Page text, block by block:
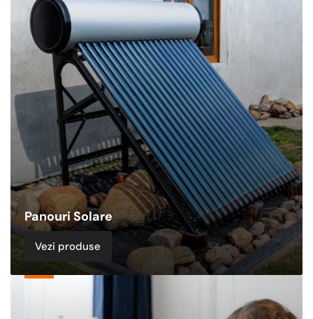
Solare
Panouri Solare
Vezi produse
Alte